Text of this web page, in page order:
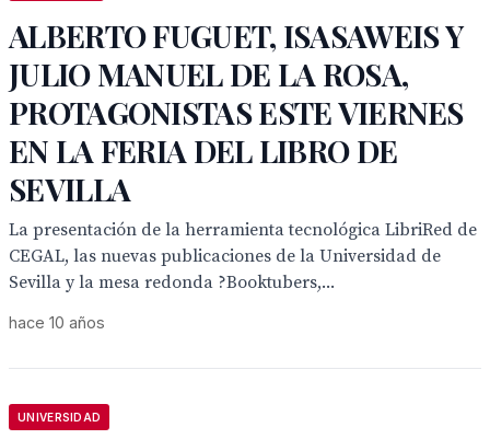
ALBERTO FUGUET, ISASAWEIS Y
JULIO MANUEL DE LA ROSA,
PROTAGONISTAS ESTE VIERNES
EN LA FERIA DEL LIBRO DE
SEVILLA
La presentación de la herramienta tecnológica LibriRed de
CEGAL, las nuevas publicaciones de la Universidad de
Sevilla y la mesa redonda ?Booktubers,...
hace 10 años
UNIVERSIDAD